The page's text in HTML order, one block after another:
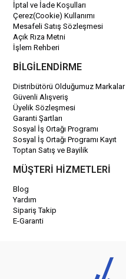
İptal ve İade Koşulları
Çerez(Cookie) Kullanımı
Mesafeli Satış Sözleşmesi
Açık Rıza Metni
İşlem Rehberi
BİLGİLENDİRME
Distribütörü Olduğumuz Markalar
Güvenli Alışveriş
Üyelik Sözleşmesi
Garanti Şartları
Sosyal İş Ortağı Programı
Sosyal İş Ortağı Programı Kayıt
Toptan Satış ve Bayilik
MÜŞTERİ HİZMETLERİ
Blog
Yardım
Sipariş Takip
E-Garanti